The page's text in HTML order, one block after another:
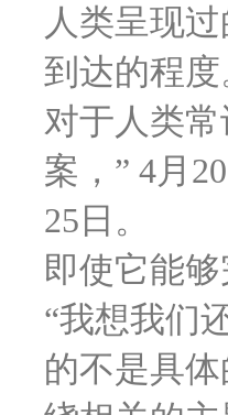
人类呈现
到达的程度
对于人类
案，” 4月
25日。
即使它能
“我想我们
的不是具